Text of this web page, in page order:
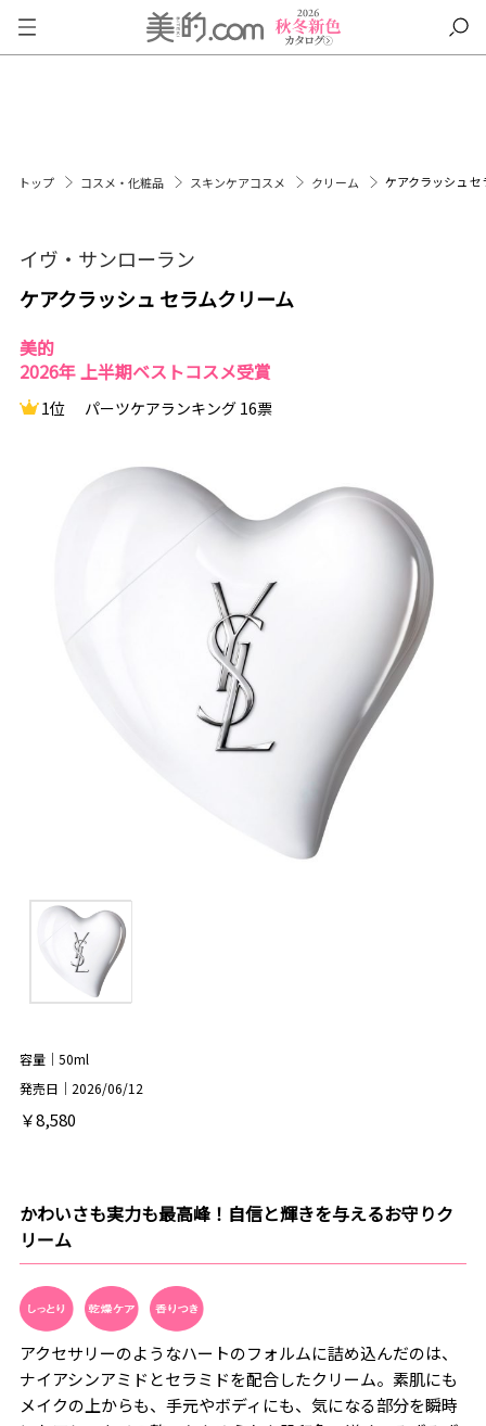
トップ コスメ・化粧品 スキンケアコスメ クリーム ケアクラッシュ
イヴ・サンローラン
ケアクラッシュ セラムクリーム
美的
2026年 上半期ベストコスメ受賞
1位 パーツケアランキング 16票
容量｜50ml
発売日｜2026/06/12
￥8,580
かわいさも実力も最高峰！自信と輝きを与えるお守りク
リーム
アクセサリーのようなハートのフォルムに詰め込んだのは、
ナイアシンアミドとセラミドを配合したクリーム。素肌にも
メイクの上からも、手元やボディにも、気になる部分を瞬時